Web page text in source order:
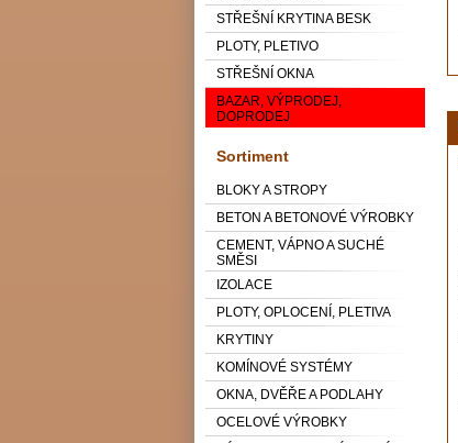
STŘEŠNÍ KRYTINA BESK
PLOTY, PLETIVO
STŘEŠNÍ OKNA
BAZAR, VÝPRODEJ,
DOPRODEJ
Sortiment
BLOKY A STROPY
BETON A BETONOVÉ VÝROBKY
CEMENT, VÁPNO A SUCHÉ
SMĚSI
IZOLACE
PLOTY, OPLOCENÍ, PLETIVA
KRYTINY
KOMÍNOVÉ SYSTÉMY
OKNA, DVĚŘE A PODLAHY
OCELOVÉ VÝROBKY